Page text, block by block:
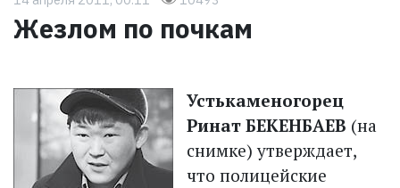
Жезлом по почкам
Устькаменогорец
Ринат БЕКЕНБАЕВ (на
снимке) утверждает,
что полицейские